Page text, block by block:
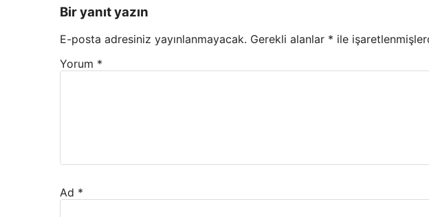
Bir yanıt yazın
E-posta adresiniz yayınlanmayacak. Gerekli alanlar * ile
Yorum *
Ad *